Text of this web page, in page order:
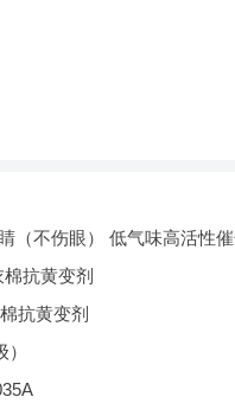
（不伤眼） 低气味高活性催
抗黄变剂
抗黄变剂